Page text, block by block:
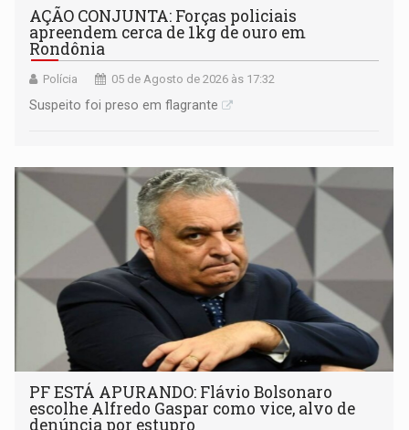
AÇÃO CONJUNTA: Forças policiais
apreendem cerca de 1kg de ouro em
Rondônia
Polícia 05 de Agosto de 2026 às 17:32
Suspeito foi preso em flagrante
PF ESTÁ APURANDO: Flávio Bolsonaro
escolhe Alfredo Gaspar como vice, alvo de
denúncia por estupro